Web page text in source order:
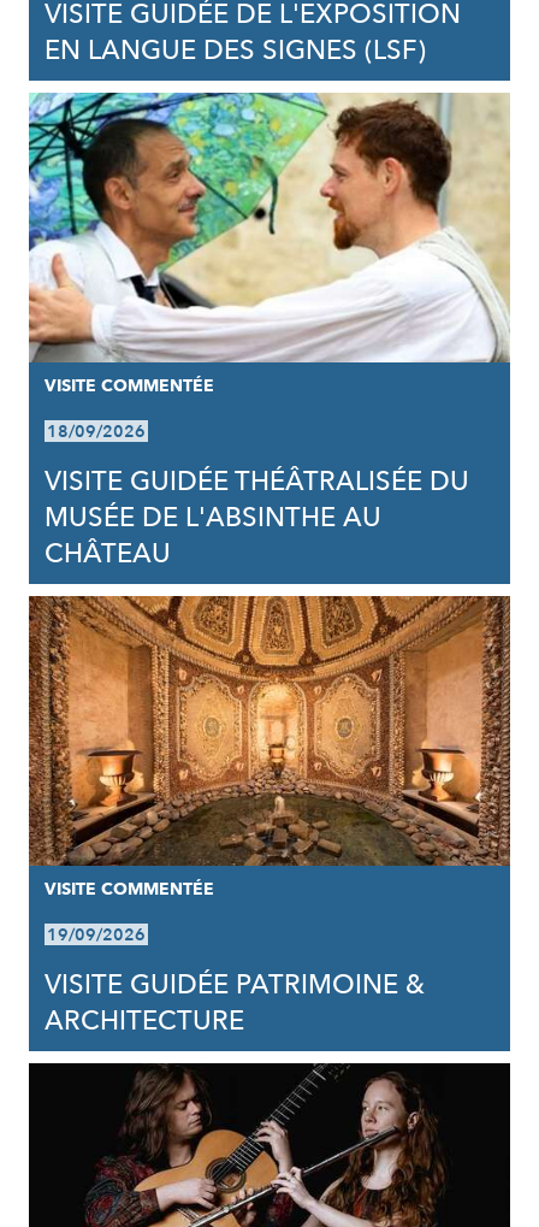
VISITE GUIDÉE DE L'EXPOSITION
EN LANGUE DES SIGNES (LSF)
VISITE COMMENTÉE
18/09/2026
VISITE GUIDÉE THÉÂTRALISÉE DU
MUSÉE DE L'ABSINTHE AU
CHÂTEAU
VISITE COMMENTÉE
19/09/2026
VISITE GUIDÉE PATRIMOINE &
ARCHITECTURE